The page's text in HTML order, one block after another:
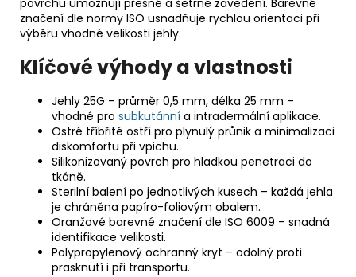
povrchu umožňují přesné a šetrné zavedení. Barevné
značení dle normy ISO usnadňuje rychlou orientaci při
výběru vhodné velikosti jehly.
Klíčové výhody a vlastnosti
Jehly 25G – průměr 0,5 mm, délka 25 mm –
vhodné pro subkutánní a intradermální aplikace.
Ostré tříbřité ostří pro plynulý průnik a minimalizaci
diskomfortu při vpichu.
Silikonizovaný povrch pro hladkou penetraci do
tkáně.
Sterilní balení po jednotlivých kusech – každá jehla
je chráněna papíro-foliovým obalem.
Oranžové barevné značení dle ISO 6009 – snadná
identifikace velikosti.
Polypropylenový ochranný kryt – odolný proti
prasknutí i při transportu.